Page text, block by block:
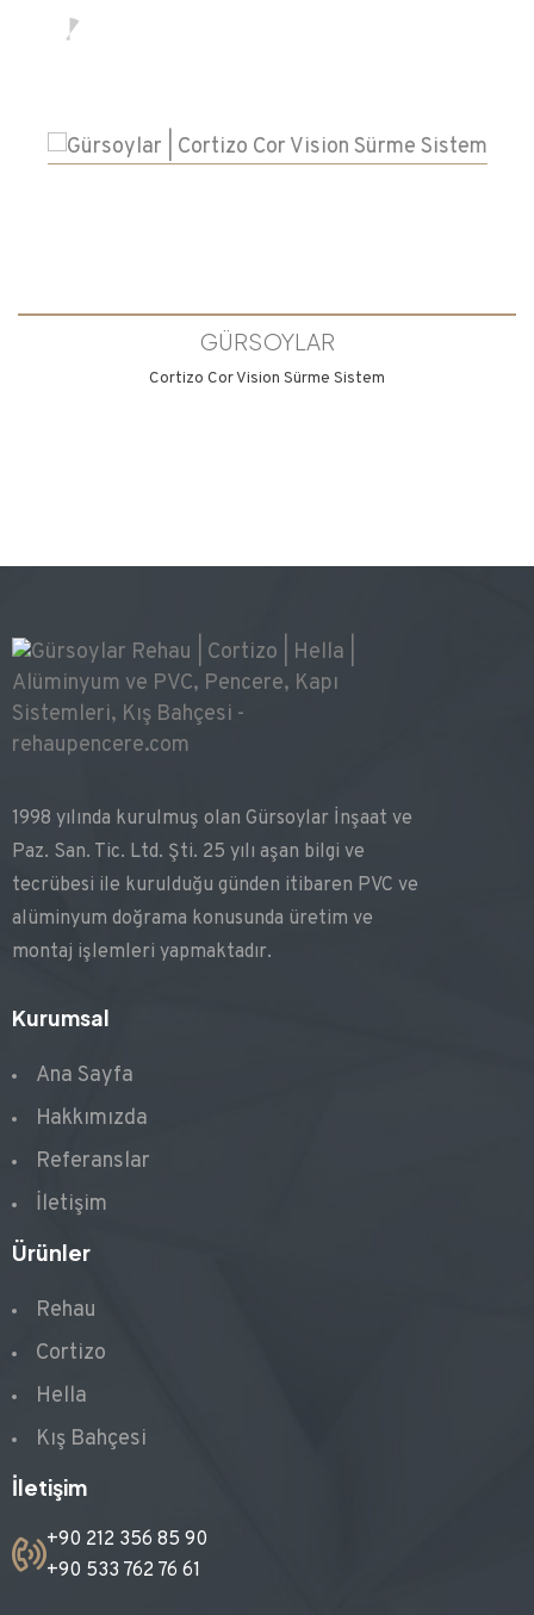
GÜRSOYLAR
Cortizo Cor Vision Sürme Sistem
1998 yılında kurulmuş olan Gürsoylar İnşaat ve
Paz. San. Tic. Ltd. Şti. 25 yılı aşan bilgi ve
tecrübesi ile kurulduğu günden itibaren PVC ve
alüminyum doğrama konusunda üretim ve
montaj işlemleri yapmaktadır.
Kurumsal
Ana Sayfa
Hakkımızda
Referanslar
İletişim
Ürünler
Rehau
Cortizo
Hella
Kış Bahçesi
İletişim
+90 212 356 85 90
+90 533 762 76 61